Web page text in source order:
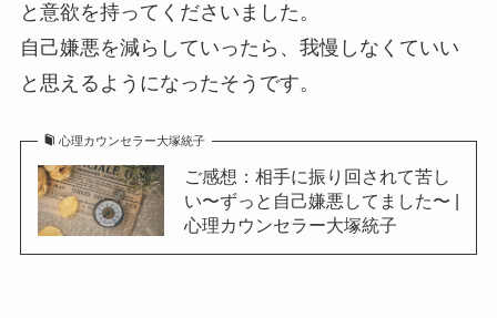
と意欲を持ってくださいました。
自己嫌悪を減らしていったら、我慢しなくていい
と思えるようになったそうです。
心理カウンセラー大塚統子
ご感想：相手に振り回されて苦し
い〜ずっと自己嫌悪してました〜 |
心理カウンセラー大塚統子